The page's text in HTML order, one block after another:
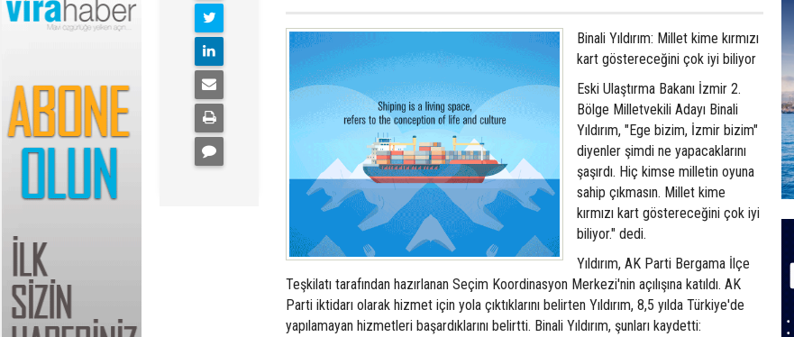
Binali Yıldırım: Millet kime kırmızı
kart göstereceğini çok iyi biliyor
Eski Ulaştırma Bakanı İzmir 2.
Bölge Milletvekili Adayı Binali
Yıldırım, "Ege bizim, İzmir bizim"
diyenler şimdi ne yapacaklarını
şaşırdı. Hiç kimse milletin oyuna
sahip çıkmasın. Millet kime
kırmızı kart göstereceğini çok iyi
biliyor." dedi.
Yıldırım, AK Parti Bergama İlçe
Teşkilatı tarafından hazırlanan Seçim Koordinasyon Merkezi'nin açılışına katıldı. AK
Parti iktidarı olarak hizmet için yola çıktıklarını belirten Yıldırım, 8,5 yılda Türkiye'de
yapılamayan hizmetleri başardıklarını belirtti. Binali Yıldırım, şunları kaydetti: